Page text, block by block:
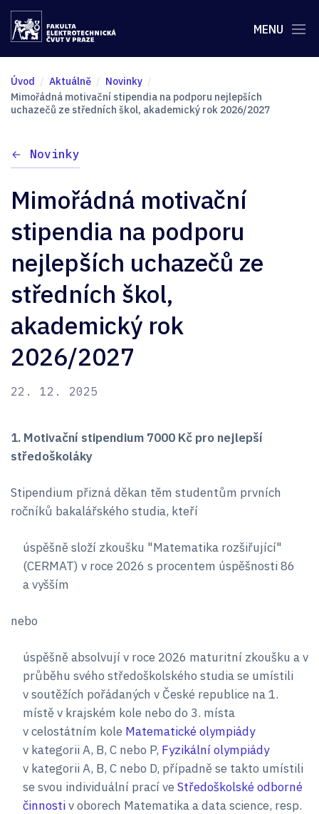
MENU
Úvod Aktuálně
Novinky
Mimořádná motivační stipendia na podporu nejlepších
uchazečů ze středních škol, akademický rok 2026/2027
Novinky
Mimořádná motivační
stipendia na podporu
nejlepších uchazečů ze
středních škol,
akademický rok
2026/2027
22. 12. 2025
1. Motivační stipendium 7000 Kč pro nejlepší
středoškoláky
Stipendium přizná děkan těm studentům prvních
ročníků bakalářského studia, kteří
úspěšně složí zkoušku "Matematika rozšiřující"
(CERMAT) v roce 2026 s procentem úspěšnosti 86
a vyšším
nebo
úspěšně absolvují v roce 2026 maturitní zkoušku a v
průběhu svého středoškolského studia se umístili
v soutěžích pořádaných v České republice na 1.
místě v krajském kole nebo do 3. místa
v celostátním kole Matematické olympiády
v kategorii A, B, C nebo P, Fyzikální olympiády
v kategorii A, B, C nebo D, případně se takto umístili
se svou individuální prací ve Středoškolské odborné
činnostiv oborech Matematika a data science, resp.